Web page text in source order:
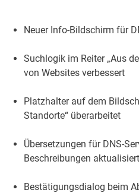
Neuer Info-Bildschirm für
Suchlogik im Reiter „Aus
von Websites verbessert
Platzhalter auf dem
Standorte“ überarbeitet
Übersetzungen für DNS-
Beschreibungen aktualisiert
Bestätigungsdialog beim